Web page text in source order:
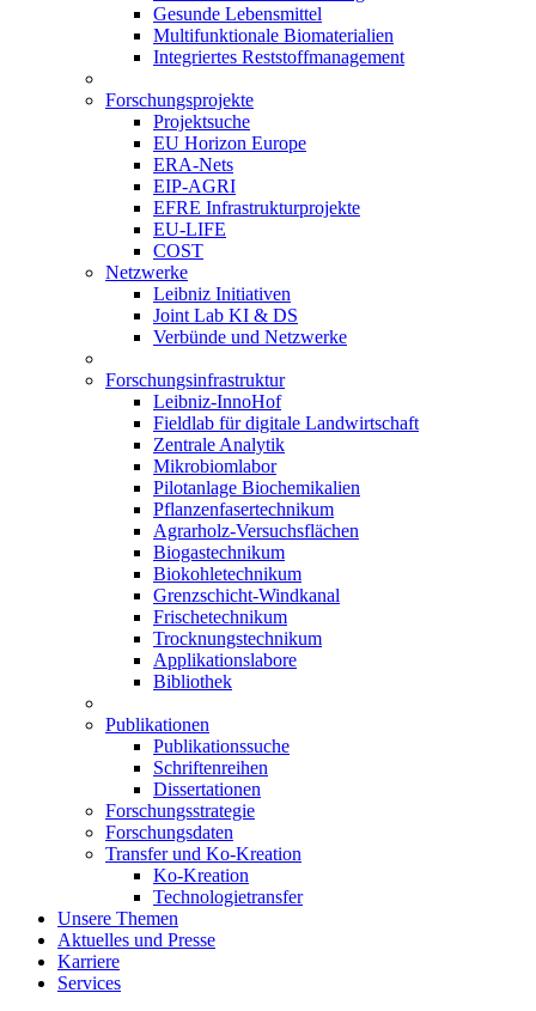
Gesunde Lebensmittel
Multifunktionale Biomaterialien
Integriertes Reststoffmanagement
Forschungsprojekte
Projektsuche
EU Horizon Europe
ERA-Nets
EIP-AGRI
EFRE Infrastrukturprojekte
EU-LIFE
COST
Netzwerke
Leibniz Initiativen
Joint Lab KI & DS
Verbünde und Netzwerke
Forschungsinfrastruktur
Leibniz-InnoHof
Fieldlab für digitale Landwirtschaft
Zentrale Analytik
Mikrobiomlabor
Pilotanlage Biochemikalien
Pflanzenfasertechnikum
Agrarholz-Versuchsflächen
Biogastechnikum
Biokohletechnikum
Grenzschicht-Windkanal
Frischetechnikum
Trocknungstechnikum
Applikationslabore
Bibliothek
Publikationen
Publikationssuche
Schriftenreihen
Dissertationen
Forschungsstrategie
Forschungsdaten
Transfer und Ko-Kreation
Ko-Kreation
Technologietransfer
Unsere Themen
Aktuelles und Presse
Karriere
Services